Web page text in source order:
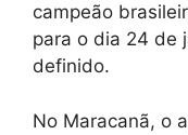
campeão
para o dia 24 de
definido.
No Maracanã, o